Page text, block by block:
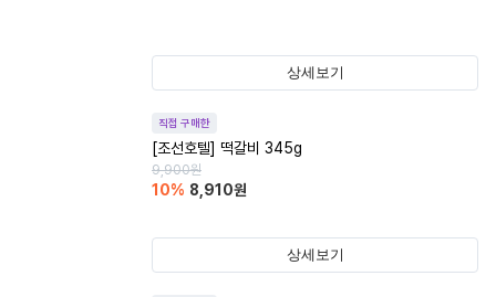
상세보기
직접 구매한
[조선호텔] 떡갈비 345g
9,900원
10% 8,910원
상세보기